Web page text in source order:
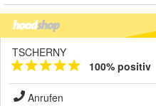
TSCHERNY
100% positiv
Anrufen